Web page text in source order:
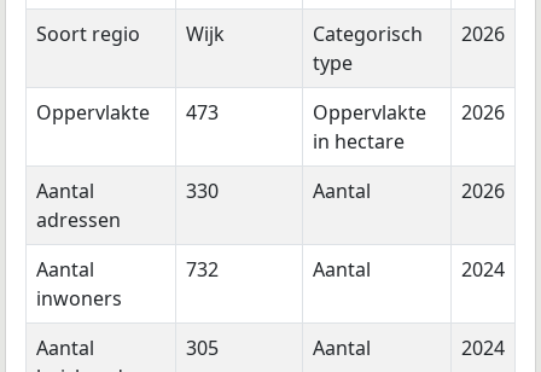
Soort regio Wijk
Categorisch
type
2026
Oppervlakte 473
Oppervlakte
in hectare
2026
Aantal
adressen
330 Aantal 2026
Aantal
inwoners
732 Aantal 2024
Aantal
305 Aantal 2024